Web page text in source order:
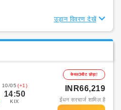
उड़ान विवरण देखें
10/05 (+1)
14:50
KIX
केवल3सीट छोड़ा!
INR66,219
ईंधन सरचार्ज शामिल है